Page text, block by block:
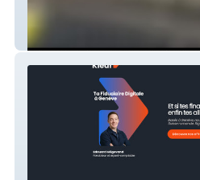
Gestora